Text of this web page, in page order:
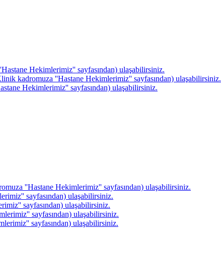
Hekimlerimiz'' sayfasından) ulaşabilirsiniz.
kadromuza ''Hastane Hekimlerimiz'' sayfasından) ulaşabilirsiniz.
Hekimlerimiz'' sayfasından) ulaşabilirsiniz.
''Hastane Hekimlerimiz'' sayfasından) ulaşabilirsiniz.
sayfasından) ulaşabilirsiniz.
sayfasından) ulaşabilirsiniz.
sayfasından) ulaşabilirsiniz.
sayfasından) ulaşabilirsiniz.